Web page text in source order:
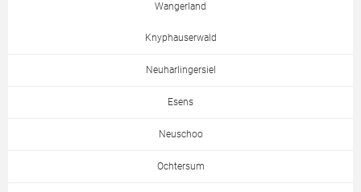
Wangerland
Knyphauserwald
Neuharlingersiel
Esens
Neuschoo
Ochtersum